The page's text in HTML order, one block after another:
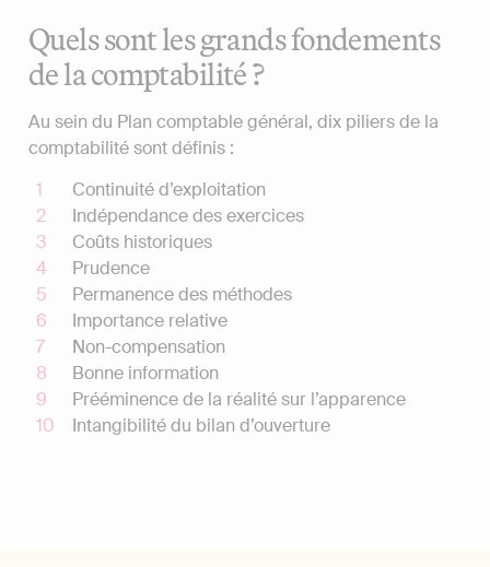
Quels sont les grands fondements
de la comptabilité ?
Au sein du Plan comptable général, dix piliers de la
comptabilité sont définis :
Continuité d’exploitation
Indépendance des exercices
Coûts historiques
Prudence
Permanence des méthodes
Importance relative
Non-compensation
Bonne information
Prééminence de la réalité sur l’apparence
Intangibilité du bilan d’ouverture